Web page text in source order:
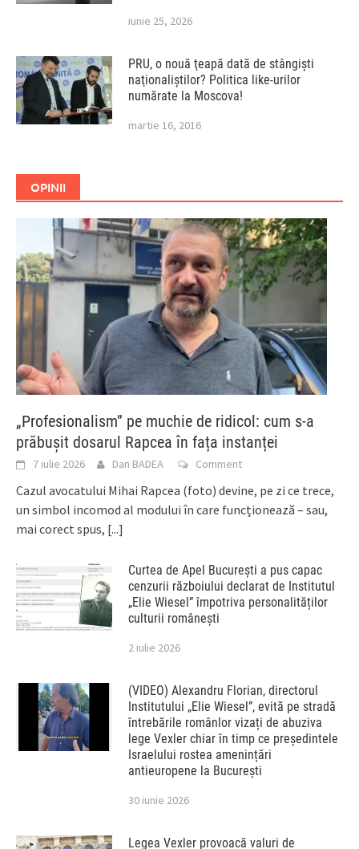
iunie 25, 2026
PRU, o nouă ţeapă dată de stângişti
naţionaliştilor? Politica like-urilor
numărate la Moscova!
martie 16, 2016
OPINII
„Profesionalism” pe muchie de ridicol: cum s-a
prăbușit dosarul Rapcea în fața instanței
7 iulie 2026 Dan BADEA Comment
Cazul avocatului Mihai Rapcea (foto) devine, pe zi ce trece,
un simbol incomod al modului în care funcționează – sau,
mai corect spus, [...]
Curtea de Apel București a pus capac
cenzurii războiului declarat de Institutul
„Elie Wiesel” împotriva personalităților
culturii românești
2 iulie 2026
(VIDEO) Alexandru Florian, directorul
Institutului „Elie Wiesel”, evită pe stradă
întrebările românlor vizați de abuziva
lege Vexler chiar în timp ce președintele
Israelului rostea amenințări
antieuropene la București
30 iunie 2026
Legea Vexler provoacă valuri de